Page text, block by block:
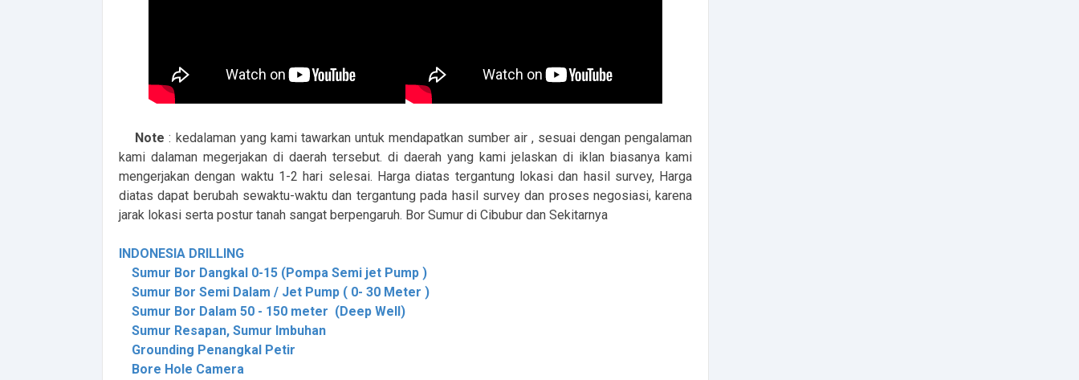
Note : kedalaman yang kami tawarkan untuk mendapatkan sumber air , sesuai dengan pengalaman
kami dalaman megerjakan di daerah tersebut. di daerah yang kami jelaskan di iklan biasanya kami
mengerjakan dengan waktu 1-2 hari selesai. Harga diatas tergantung lokasi dan hasil survey, Harga
diatas dapat berubah sewaktu-waktu dan tergantung pada hasil survey dan proses negosiasi, karena
jarak lokasi serta postur tanah sangat berpengaruh. Bor Sumur di Cibubur dan Sekitarnya
INDONESIA DRILLING
Sumur Bor Dangkal 0-15 (Pompa Semi jet Pump )
Sumur Bor Semi Dalam / Jet Pump ( 0- 30 Meter )
Sumur Bor Dalam 50 - 150 meter (Deep Well)
Sumur Resapan, Sumur Imbuhan
Grounding Penangkal Petir
Bore Hole Camera